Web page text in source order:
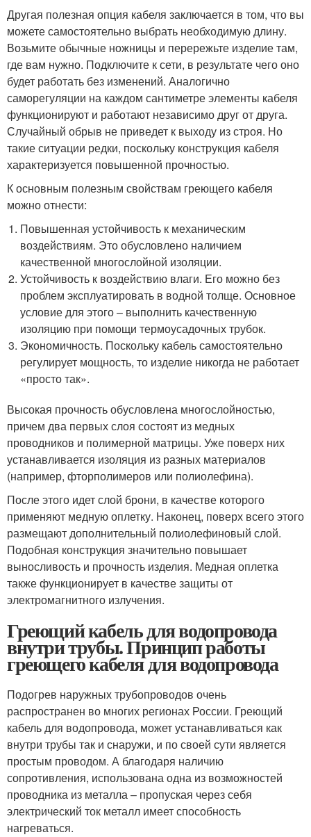
Другая полезная опция кабеля заключается в том, что вы
можете самостоятельно выбрать необходимую длину.
Возьмите обычные ножницы и перережьте изделие там,
где вам нужно. Подключите к сети, в результате чего оно
будет работать без изменений. Аналогично
саморегуляции на каждом сантиметре элементы кабеля
функционируют и работают независимо друг от друга.
Случайный обрыв не приведет к выходу из строя. Но
такие ситуации редки, поскольку конструкция кабеля
характеризуется повышенной прочностью.
К основным полезным свойствам греющего кабеля
можно отнести:
Повышенная устойчивость к механическим
воздействиям. Это обусловлено наличием
качественной многослойной изоляции.
Устойчивость к воздействию влаги. Его можно без
проблем эксплуатировать в водной толще. Основное
условие для этого – выполнить качественную
изоляцию при помощи термоусадочных трубок.
Экономичность. Поскольку кабель самостоятельно
регулирует мощность, то изделие никогда не работает
«просто так».
Высокая прочность обусловлена многослойностью,
причем два первых слоя состоят из медных
проводников и полимерной матрицы. Уже поверх них
устанавливается изоляция из разных материалов
(например, фторполимеров или полиолефина).
После этого идет слой брони, в качестве которого
применяют медную оплетку. Наконец, поверх всего этого
размещают дополнительный полиолефиновый слой.
Подобная конструкция значительно повышает
выносливость и прочность изделия. Медная оплетка
также функционирует в качестве защиты от
электромагнитного излучения.
Греющий кабель для водопровода
внутри трубы. Принцип работы
греющего кабеля для водопровода
Подогрев наружных трубопроводов очень
распространен во многих регионах России. Греющий
кабель для водопровода, может устанавливаться как
внутри трубы так и снаружи, и по своей сути является
простым проводом. А благодаря наличию
сопротивления, использована одна из возможностей
проводника из металла – пропуская через себя
электрический ток металл имеет способность
нагреваться.